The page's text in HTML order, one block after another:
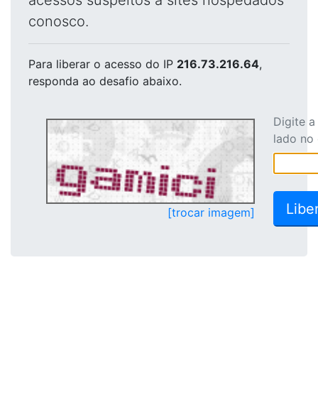
conosco.
Para liberar o acesso do IP 216.73.216.64,
responda ao desafio abaixo.
[trocar imagem]
Digite
lado no